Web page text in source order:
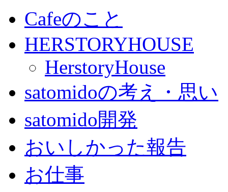
Cafeのこと
HERSTORYHOUSE
HerstoryHouse
satomidoの考え・思い
satomido開発
おいしかった報告
お仕事